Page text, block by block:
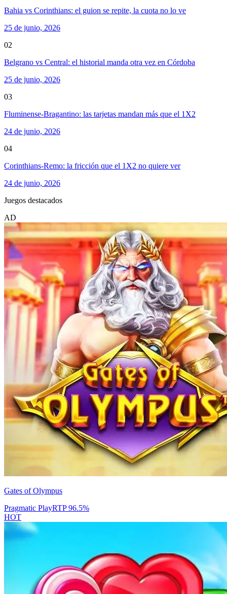
Bahia vs Corinthians: el guion se repite, la cuota no lo ve
25 de junio, 2026
02
Belgrano vs Central: el historial manda otra vez en Córdoba
25 de junio, 2026
03
Fluminense-Bragantino: las tarjetas mandan más que el 1X2
24 de junio, 2026
04
Corinthians-Remo: la fricción que el 1X2 no quiere ver
24 de junio, 2026
Juegos destacados
AD
Gates of Olympus
Pragmatic PlayRTP96.5%
HOT